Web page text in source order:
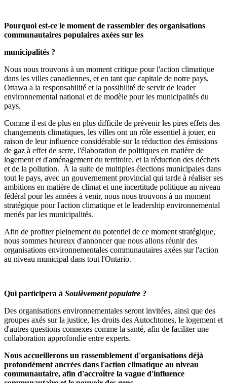
Pourquoi est-ce le moment de rassembler des organisations
communautaires populaires axées sur les
municipalités ?
Nous nous trouvons à un moment critique pour l'action climatique
dans les villes canadiennes, et en tant que capitale de notre pays,
Ottawa a la responsabilité et la possibilité de servir de leader
environnemental national et de modèle pour les municipalités du
pays.
Comme il est de plus en plus difficile de prévenir les pires effets des
changements climatiques, les villes ont un rôle essentiel à jouer, en
raison de leur influence considérable sur la réduction des émissions
de gaz à effet de serre, l'élaboration de politiques en matière de
logement et d'aménagement du territoire, et la réduction des déchets
et de la pollution. À la suite de multiples élections municipales dans
tout le pays, avec un gouvernement provincial qui tarde à réaliser ses
ambitions en matière de climat et une incertitude politique au niveau
fédéral pour les années à venir, nous nous trouvons à un moment
stratégique pour l'action climatique et le leadership environnemental
menés par les municipalités.
Afin de profiter pleinement du potentiel de ce moment stratégique,
nous sommes heureux d'annoncer que nous allons réunir des
organisations environnementales communautaires axées sur l'action
au niveau municipal dans tout l'Ontario.
Qui participera à Soulèvement populaire ?
Des organisations environnementales seront invitées, ainsi que des
groupes axés sur la justice, les droits des Autochtones, le logement et
d'autres questions connexes comme la santé, afin de faciliter une
collaboration approfondie entre experts.
Nous accueillerons un rassemblement d'organisations déjà
profondément ancrées dans l'action climatique au niveau
communautaire, afin d'accroître la vague d'influence